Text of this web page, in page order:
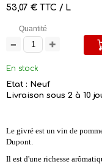
53,07 € TTC / L
Quantité
En stock
Etat : Neuf
Livraison sous 2 à 10
Le givré est un vin de
Dupont.
Il est d'une richesse